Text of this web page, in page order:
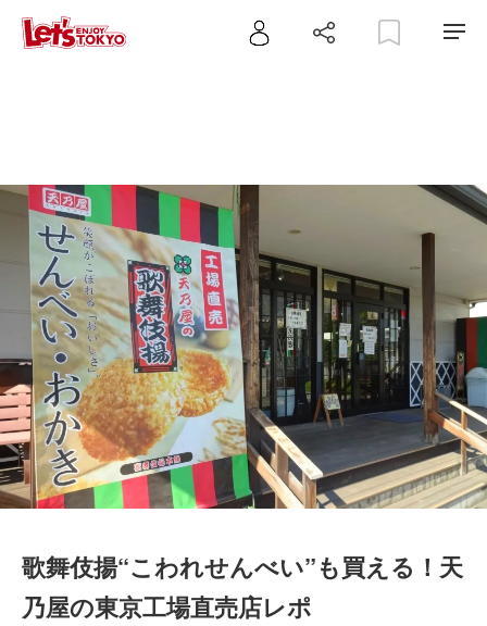
歌舞伎揚“こわれせんべい”も買える！天
乃屋の東京工場直売店レポ